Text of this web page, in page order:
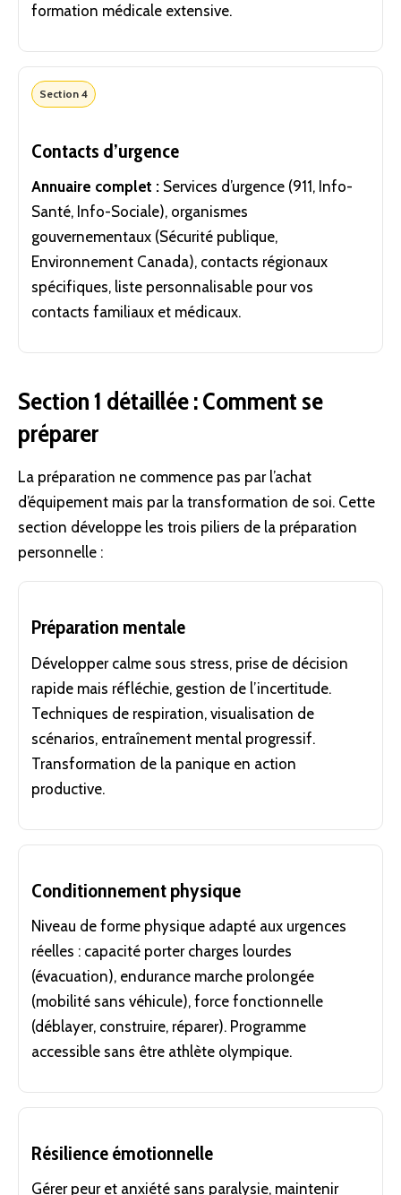
formation médicale extensive.
Section 4
Contacts d’urgence
Annuaire complet : Services d’urgence (911, Info-
Santé, Info-Sociale), organismes
gouvernementaux (Sécurité publique,
Environnement Canada), contacts régionaux
spécifiques, liste personnalisable pour vos
contacts familiaux et médicaux.
Section 1 détaillée : Comment se
préparer
La préparation ne commence pas par l’achat
d’équipement mais par la transformation de soi. Cette
section développe les trois piliers de la préparation
personnelle :
Préparation mentale
Développer calme sous stress, prise de décision
rapide mais réfléchie, gestion de l’incertitude.
Techniques de respiration, visualisation de
scénarios, entraînement mental progressif.
Transformation de la panique en action
productive.
Conditionnement physique
Niveau de forme physique adapté aux urgences
réelles : capacité porter charges lourdes
(évacuation), endurance marche prolongée
(mobilité sans véhicule), force fonctionnelle
(déblayer, construire, réparer). Programme
accessible sans être athlète olympique.
Résilience émotionnelle
Gérer peur et anxiété sans paralysie, maintenir